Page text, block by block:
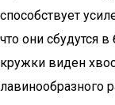
способствует
что они сбудутся
кружки виден
лавинообразного